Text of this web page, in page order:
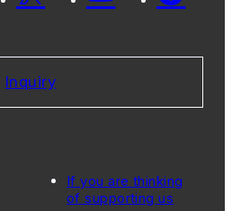
Inquiry
If you are thinking
of supporting us